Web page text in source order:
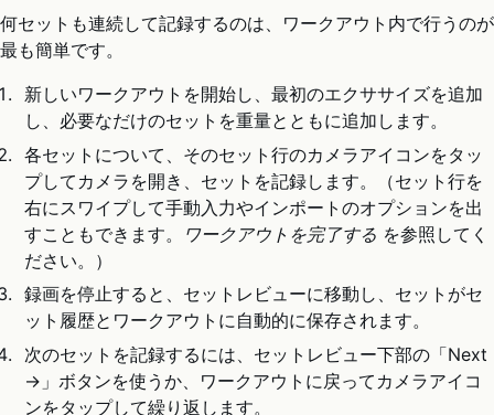
何セットも連続して記録するのは、ワークアウト内で行うのが
最も簡単です。
新しいワークアウトを開始し、最初のエクササイズを追加
し、必要なだけのセットを重量とともに追加します。
各セットについて、そのセット行のカメラアイコンをタッ
プしてカメラを開き、セットを記録します。（セット行を
右にスワイプして手動入力やインポートのオプションを出
すこともできます。
ワークアウトを完了する を参照してく
ださい。）
録画を停止すると、セットレビューに移動し、セットがセ
ット履歴とワークアウトに自動的に保存されます。
次のセットを記録するには、セットレビュー下部の「Next
→」ボタンを使うか、ワークアウトに戻ってカメラアイコ
ンをタップして繰り返します。